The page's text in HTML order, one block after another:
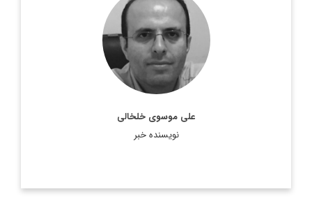
على موسوى خلخالى
نویسنده خبر
مترجم، روزنامه نگار و معاون سردبیر دیپلماسی ایرانی.
اطلاعات بیشتر